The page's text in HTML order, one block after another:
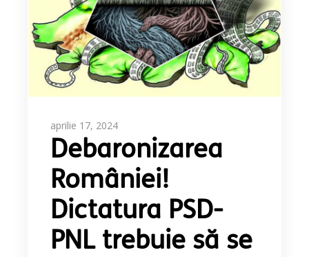
aprilie 17, 2024
Debaronizarea
României!
Dictatura PSD-
PNL trebuie să se